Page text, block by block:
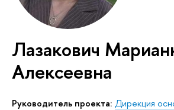
Лазакович
Алексеевна
Руководитель проекта: Дирекция